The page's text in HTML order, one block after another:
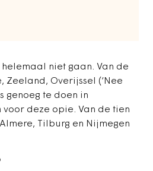
niet gaan. Van de
Zeeland, Overijssel (‘Nee
genoeg te doen in
voor deze opie. Van de tien
Tilburg en Nijmegen